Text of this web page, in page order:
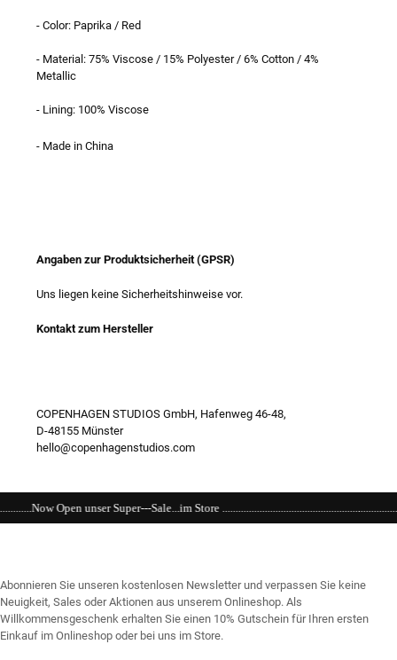
- Color: Paprika / Red
- Material: 75% Viscose / 15% Polyester / 6% Cotton / 4%
Metallic
- Lining: 100% Viscose
- Made in China
Angaben zur Produktsicherheit (GPSR)
Uns liegen keine Sicherheitshinweise vor.
Kontakt zum Hersteller
COPENHAGEN STUDIOS GmbH, Hafenweg 46-48,
D-48155 Münster
hello@copenhagenstudios.com
Super---Sale...im Store
Abonnieren Sie unseren kostenlosen Newsletter und verpassen Sie keine
Neuigkeit, Sales oder Aktionen aus unserem Onlineshop. Als
Willkommensgeschenk erhalten Sie einen 10% Gutschein für Ihren ersten
Einkauf im Onlineshop oder bei uns im Store.